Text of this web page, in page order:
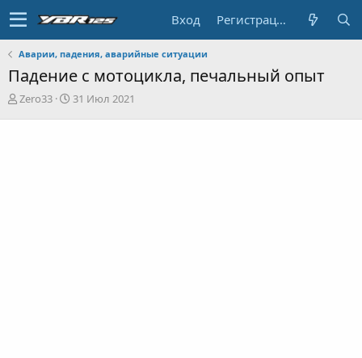
Вход Регистрация
Аварии, падения, аварийные ситуации
Падение с мотоцикла, печальный опыт
А
Zero33
Д
31 Июл 2021